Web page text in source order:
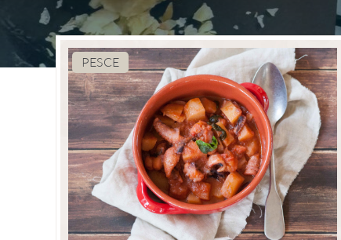
PESCE